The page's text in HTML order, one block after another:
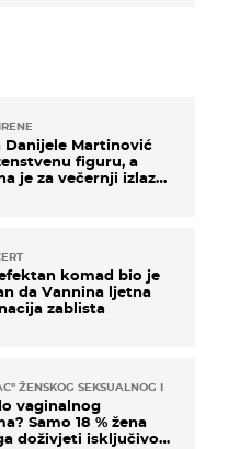
Danijele Martinović
figuru, a
je za večernji izlazak
komad bio je
da Vannina ljetna
zablista
ŽENSKOG SEKSUALNOG ISKUSTVA
vaginalnog
Samo 18 % žena
doživjeti isključivo